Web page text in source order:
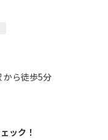
から徒歩5分
ック！